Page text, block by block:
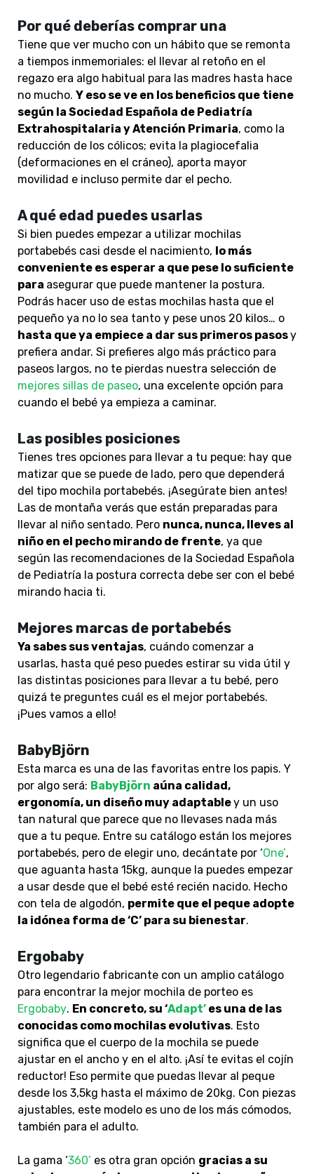
Por qué deberías comprar una
Tiene que ver mucho con un hábito que se remonta
a tiempos inmemoriales: el llevar al retoño en el
regazo era algo habitual para las madres hasta hace
no mucho. Y eso se ve en los beneficios que tiene
según la Sociedad Española de Pediatría
Extrahospitalaria y Atención Primaria, como la
reducción de los cólicos; evita la plagiocefalia
(deformaciones en el cráneo), aporta mayor
movilidad e incluso permite dar el pecho.
A qué edad puedes usarlas
Si bien puedes empezar a utilizar mochilas
portabebés casi desde el nacimiento, lo más
conveniente es esperar a que pese lo suficiente
para asegurar que puede mantener la postura.
Podrás hacer uso de estas mochilas hasta que el
pequeño ya no lo sea tanto y pese unos 20 kilos… o
hasta que ya empiece a dar sus primeros pasosy
prefiera andar. Si prefieres algo más práctico para
paseos largos, no te pierdas nuestra selección de
mejores sillas de paseo, una excelente opción para
cuando el bebé ya empieza a caminar.
Las posibles posiciones
Tienes tres opciones para llevar a tu peque: hay que
matizar que se puede de lado, pero que dependerá
del tipo mochila portabebés. ¡Asegúrate bien antes!
Las de montaña verás que están preparadas para
llevar al niño sentado. Pero nunca, nunca, lleves al
niño en el pecho mirando de frente, ya que
según las recomendaciones de la Sociedad Española
de Pediatría la postura correcta debe ser con el bebé
mirando hacia ti.
Mejores marcas de portabebés
Ya sabes sus ventajas, cuándo comenzar a
usarlas, hasta qué peso puedes estirar su vida útil y
las distintas posiciones para llevar a tu bebé, pero
quizá te preguntes cuál es el mejor portabebés.
¡Pues vamos a ello!
BabyBjörn
Esta marca es una de las favoritas entre los papis. Y
por algo será: BabyBjörn aúna calidad,
ergonomía, un diseño muy adaptabley un uso
tan natural que parece que no llevases nada más
que a tu peque. Entre su catálogo están los mejores
portabebés, pero de elegir uno, decántate por ‘One’,
que aguanta hasta 15kg, aunque la puedes empezar
a usar desde que el bebé esté recién nacido. Hecho
con tela de algodón, permite que el peque adopte
la idónea forma de ‘C’ para su bienestar.
Ergobaby
Otro legendario fabricante con un amplio catálogo
para encontrar la mejor mochila de porteo es
Ergobaby. En concreto, su ‘Adapt’ es una de las
conocidas como mochilas evolutivas. Esto
significa que el cuerpo de la mochila se puede
ajustar en el ancho y en el alto. ¡Así te evitas el cojín
reductor! Eso permite que puedas llevar al peque
desde los 3,5kg hasta el máximo de 20kg. Con piezas
ajustables, este modelo es uno de los más cómodos,
también para el adulto.
La gama ‘360’ es otra gran opción gracias a su